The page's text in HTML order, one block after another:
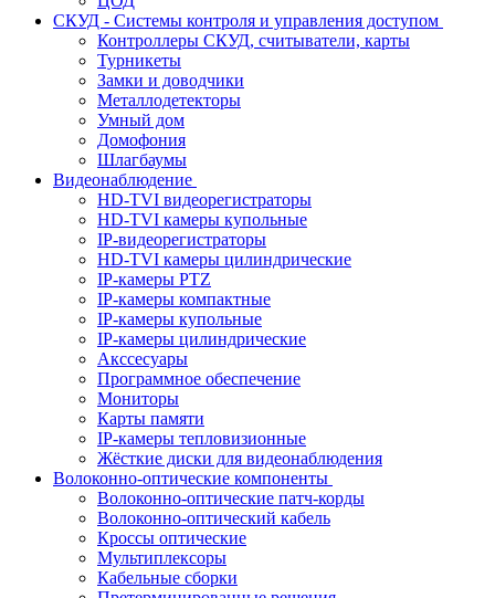
СКУД - Системы контроля и управления доступом
Контроллеры СКУД, считыватели, карты
Турникеты
Замки и доводчики
Металлодетекторы
Умный дом
Домофония
Шлагбаумы
Видеонаблюдение
HD-TVI видеорегистраторы
HD-TVI камеры купольные
IP-видеорегистраторы
HD-TVI камеры цилиндрические
IP-камеры PTZ
IP-камеры компактные
IP-камеры купольные
IP-камеры цилиндрические
Акссесуары
Программное обеспечение
Мониторы
Карты памяти
IP-камеры тепловизионные
Жёсткие диски для видеонаблюдения
Волоконно-оптические компоненты
Волоконно-оптические патч-корды
Волоконно-оптический кабель
Кроссы оптические
Мультиплексоры
Кабельные сборки